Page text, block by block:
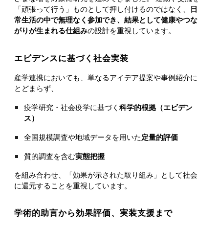
「頑張って行う」ものとして押し付けるのではなく、
日
常生活の中で無理なく参加でき、結果として健康やつな
がりが生まれる仕組みの設計を重視しています。
エビデンスに基づく社会実装
産学連携においても、単なるアイデア提案や事例紹介に
とどまらず、
疫学研究・社会疫学に基づく科学的根拠（エビデン
ス）
全国規模調査や地域データを用いた定量的評価
質的調査を含む実態把握
を組み合わせ、「効果が示された取り組み」として社会
に還元することを重視しています。
学術的助言から効果評価、実装支援まで